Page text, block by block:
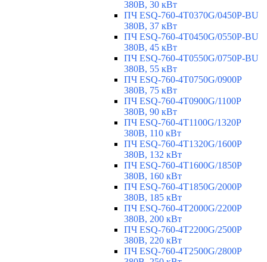
380В, 30 кВт
ПЧ ESQ-760-4T0370G/0450P-BU
380В, 37 кВт
ПЧ ESQ-760-4T0450G/0550P-BU
380В, 45 кВт
ПЧ ESQ-760-4T0550G/0750P-BU
380В, 55 кВт
ПЧ ESQ-760-4T0750G/0900P
380В, 75 кВт
ПЧ ESQ-760-4T0900G/1100P
380В, 90 кВт
ПЧ ESQ-760-4T1100G/1320P
380В, 110 кВт
ПЧ ESQ-760-4T1320G/1600P
380В, 132 кВт
ПЧ ESQ-760-4T1600G/1850P
380В, 160 кВт
ПЧ ESQ-760-4T1850G/2000P
380В, 185 кВт
ПЧ ESQ-760-4T2000G/2200P
380В, 200 кВт
ПЧ ESQ-760-4T2200G/2500P
380В, 220 кВт
ПЧ ESQ-760-4T2500G/2800P